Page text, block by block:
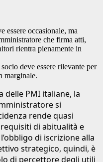
essere occasionale, ma
che firma atti,
rientra pienamente in
deve essere rilevante per
marginale.
delle PMI italiane, la
si
rende quasi
di abitualità e
di iscrizione alla
strategico, quindi, è
di percettore degli utili